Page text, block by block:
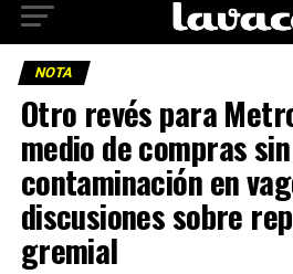
NOTA
Otro revés para
medio de compras
contaminación en
discusiones sobre
gremial